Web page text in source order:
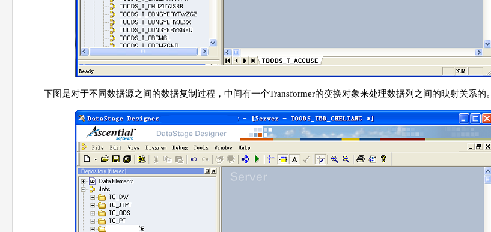
下图是对于不同数据源之间的数据复制过程，中间有一个Transformer的变换对象来处理数据列之间的映射关系的。